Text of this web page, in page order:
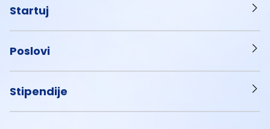
Startuj
Poslovi
Stipendije